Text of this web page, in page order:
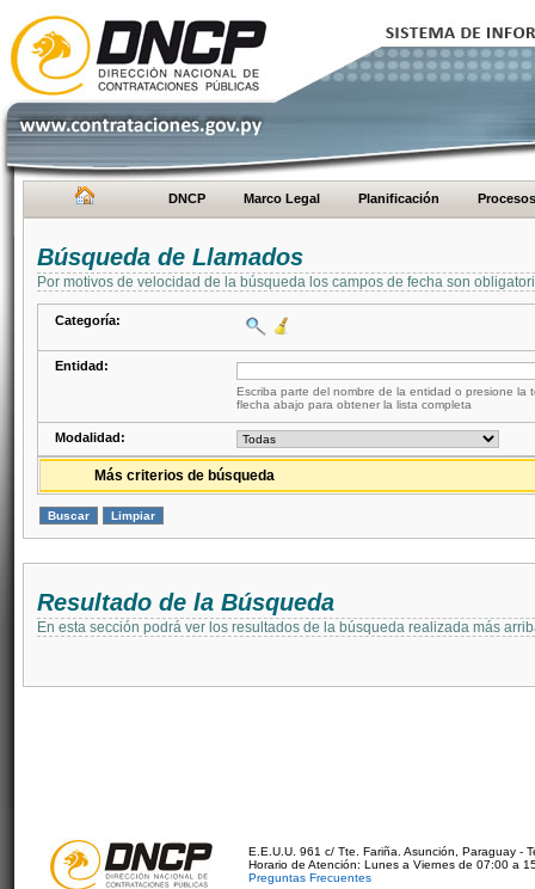
DNCP Marco Legal Planificación Procesos
Búsqueda de Llamados
Por motivos de velocidad de la búsqueda los campos de fecha son
Categoría:
Entidad:
Escriba parte del nombre de la entidad o presione la
flecha abajo para obtener la lista completa
Modalidad:
Más criterios de búsqueda
Resultado de la Búsqueda
En esta sección podrá ver los resultados de la búsqueda realizada más
E.E.U.U. 961 c/ Tte. Fariña. Asunción, Paraguay -
Horario de Atención: Lunes a Viernes de 07:00 a
Preguntas Frecuentes